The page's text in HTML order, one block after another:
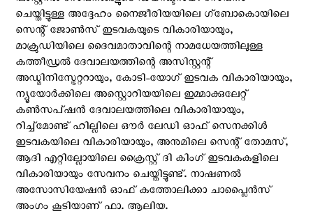
ചെയ്തിട്ടുള്ള അദ്ദേഹം നൈജീരിയയിലെ ഗ്ബോകൊയിലെ
സെന്റ്‌ ജോണ്‍സ് ഇടവകയുടെ വികാരിയായും,
മാക്രുഡിയിലെ ദൈവമാതാവിന്റെ നാമധേയത്തിലുള്ള
കത്തീഡ്രല്‍ ദേവാലയത്തിന്റെ അസിസ്റ്റന്റ്
അഡ്മിനിസ്ട്രേറ്ററായും, കോടി-യോഗ് ഇടവക വികാരിയായും,
ന്യൂയോര്‍ക്കിലെ അസ്റ്റൊറിയയിലെ ഇമ്മാക്കുലേറ്റ്
കണ്‍സപ്ഷന്‍ ദേവാലയത്തിലെ വികാരിയായും,
റിച്ച്മോണ്ട് ഹില്ലിലെ ഔര്‍ ലേഡി ഓഫ് സെനക്കിള്‍
ഇടവകയിലെ വികാരിയായും, അനുമിലെ സെന്റ്‌ തോമസ്‌,
ആദി എറ്റില്ലോയിലെ ക്രൈസ്റ്റ് ദി കിംഗ് ഇടവകകളിലെ
വികാരിയായും സേവനം ചെയ്തിട്ടുണ്ട്. നാഷണല്‍
അസോസിയേഷന്‍ ഓഫ് കത്തോലിക്കാ ചാപ്ലൈന്‍സ്
അംഗം കൂടിയാണ് ഫാ. ആലിയ.